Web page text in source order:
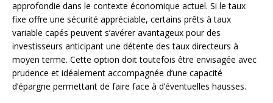
approfondie dans le contexte économique actuel. Si le taux
fixe offre une sécurité appréciable, certains prêts à taux
variable capés peuvent s’avérer avantageux pour des
investisseurs anticipant une détente des taux directeurs à
moyen terme. Cette option doit toutefois être envisagée avec
prudence et idéalement accompagnée d’une capacité
d’épargne permettant de faire face à d’éventuelles hausses.